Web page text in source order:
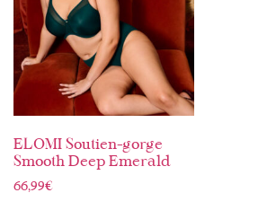
ELOMI Soutien-gorge
Smooth Deep Emerald
66,99€